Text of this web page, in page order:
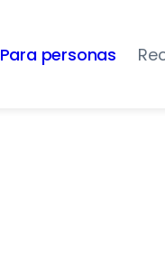
Para personas